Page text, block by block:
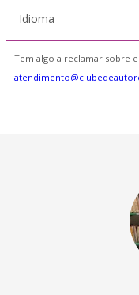
Idioma
Tem algo a reclamar sobre